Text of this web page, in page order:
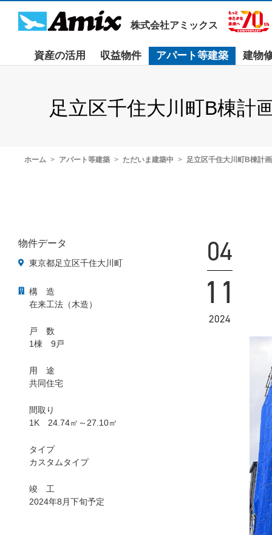
株式会社アミックス
資産の活用 収益物件 アパート等建築 建物
足立区千住大川町B棟計
ホーム アパート等建築 ただいま建築中 足立区千住大川町B棟計
物件データ
東京都足立区千住大川町
構 造
在来工法（木造）
戸 数
1棟 9戸
用 途
共同住宅
間取り
1K 24.74㎡～27.10㎡
タイプ
カスタムタイプ
竣 工
2024年8月下旬予定
04
11
2024